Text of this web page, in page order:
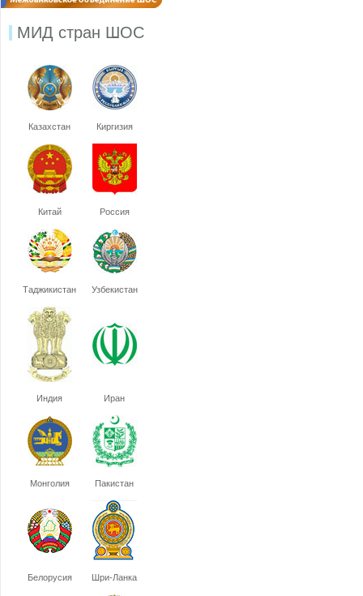
МИД стран ШОС
Казахстан Киргизия
Китай Россия
Таджикистан Узбекистан
Индия Иран
Монголия Пакистан
Белорусия Шри-Ланка